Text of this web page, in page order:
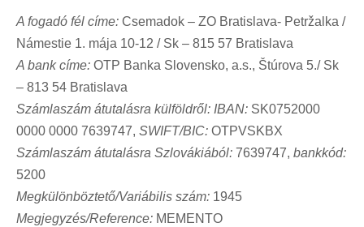
A fogadó fél címe: Csemadok – ZO Bratislava- Petržalka /
Námestie 1. mája 10-12 / Sk – 815 57 Bratislava
A bank címe: OTP Banka Slovensko, a.s., Štúrova 5./ Sk
– 813 54 Bratislava
Számlaszám átutalásra külföldről: IBAN: SK0752000
0000 0000 7639747, SWIFT/BIC: OTPVSKBX
Számlaszám átutalásra Szlovákiából: 7639747, bankkód:
5200
Megkülönböztető/Variábilis szám: 1945
Megjegyzés/Reference: MEMENTO